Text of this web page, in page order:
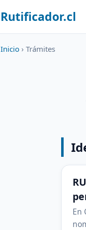
Rutificador.cl
Inicio › Trámites
En